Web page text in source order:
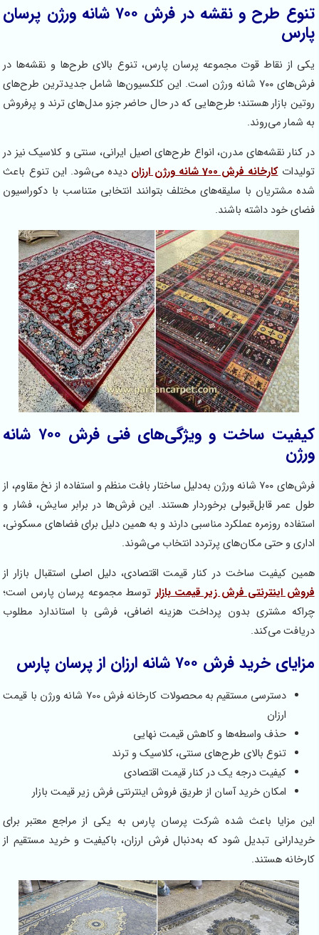
تنوع طرح و نقشه در فرش ۷۰۰ شانه ورژن پرسان
پارس
یکی از نقاط قوت مجموعه پرسان پارس، تنوع بالای طرح‌ها و نقشه‌ها در
فرش‌های ۷۰۰ شانه ورژن است. این کلکسیون‌ها شامل جدیدترین طرح‌های
روتین بازار هستند؛ طرح‌هایی که در حال حاضر جزو مدل‌های ترند و پرفروش
به شمار می‌روند.
در کنار نقشه‌های مدرن، انواع طرح‌های اصیل ایرانی، سنتی و کلاسیک نیز در
تولیداتکارخانه فرش 700 شانه ورژن ارزان
دیده می‌شود. این تنوع باعث
شده مشتریان با سلیقه‌های مختلف بتوانند انتخابی متناسب با دکوراسیون
فضای خود داشته باشند.
کیفیت ساخت و ویژگی‌های فنی فرش ۷۰۰ شانه
ورژن
فرش‌های ۷۰۰ شانه ورژن به‌دلیل ساختار بافت منظم و استفاده از نخ مقاوم، از
طول عمر قابل‌قبولی برخوردار هستند. این فرش‌ها در برابر سایش، فشار و
استفاده روزمره عملکرد مناسبی دارند و به همین دلیل برای فضاهای مسکونی،
اداری و حتی مکان‌های پرتردد انتخاب می‌شوند.
همین کیفیت ساخت در کنار قیمت اقتصادی، دلیل اصلی استقبال بازار از
فروش اینترنتی فرش زیر قیمت بازار توسط مجموعه پرسان پارس است؛
چراکه مشتری بدون پرداخت هزینه اضافی، فرشی با استاندارد مطلوب
دریافت می‌کند.
مزایای خرید فرش ۷۰۰ شانه ارزان از پرسان پارس
دسترسی مستقیم به محصولات کارخانه فرش 700 شانه ورژن با قیمت
ارزان
حذف واسطه‌ها و کاهش قیمت نهایی
تنوع بالای طرح‌های سنتی، کلاسیک و ترند
کیفیت درجه یک در کنار قیمت اقتصادی
امکان خرید آسان از طریق فروش اینترنتی فرش زیر قیمت بازار
این مزایا باعث شده شرکت پرسان پارس به یکی از مراجع معتبر برای
خریدارانی تبدیل شود که به‌دنبال فرش ارزان، باکیفیت و خرید مستقیم از
کارخانه هستند.